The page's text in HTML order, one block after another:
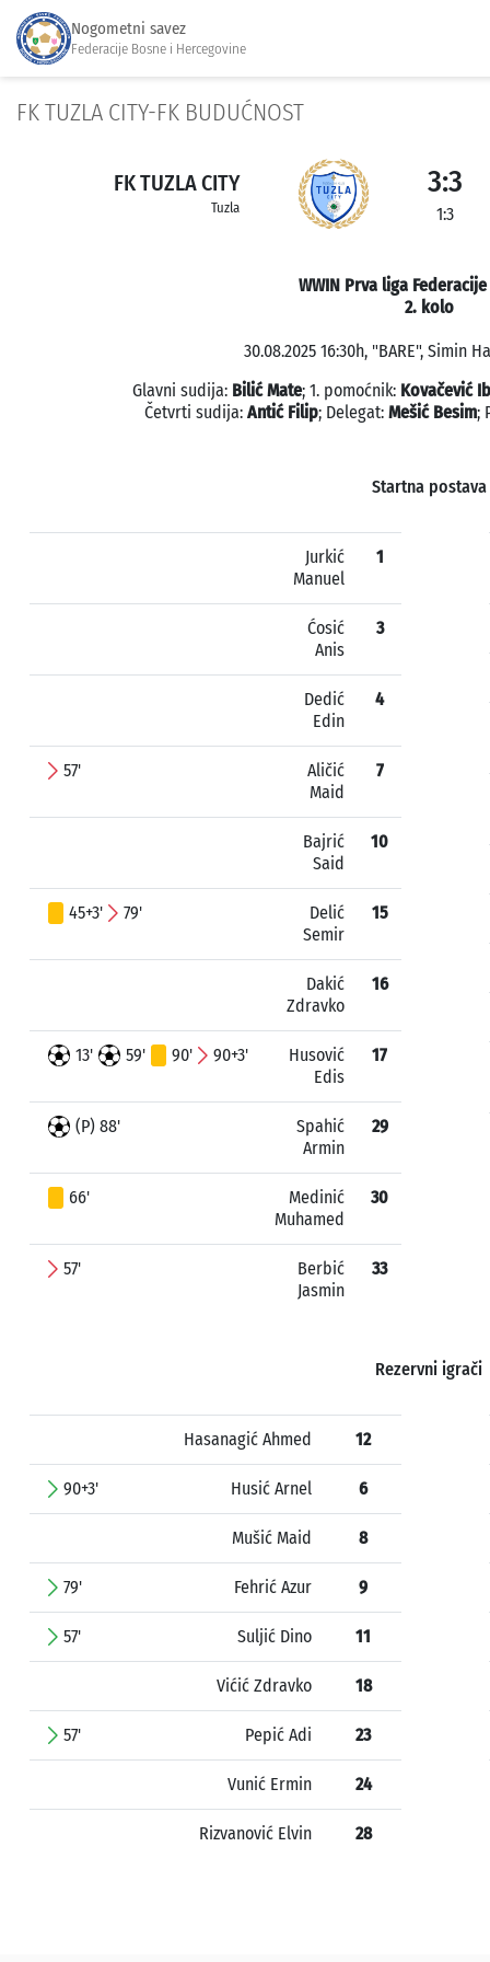
Nogometni savez
Federacije Bosne i Hercegovine
FK TUZLA CITY-FK BUDUĆNOST
FK TUZLA CITY
Tuzla
3:3
1:3
WWIN Prva liga
2. kolo
30.08.2025 16:30h, "BARE", Simin
Glavni sudija: Bilić Mate; 1. pomoćnik: Kovačević
Četvrti sudija: Antić Filip; Delegat: Mešić Besim;
Startna postava
Jurkić
Manuel
1
Ćosić
Anis
3
Dedić
Edin
4
57'
Aličić
Maid
7
Bajrić
Said
10
45+3' 79'
Delić
Semir
15
Dakić
Zdravko
16
13' 59' 90' 90+3'
Husović
Edis
17
(P) 88'
Spahić
Armin
29
66'
Medinić
Muhamed
30
57'
Berbić
Jasmin
33
Rezervni igrači
Hasanagić Ahmed 12
90+3' Husić Arnel 6
Mušić Maid 8
79' Fehrić Azur 9
57' Suljić Dino 11
Vićić Zdravko 18
57' Pepić Adi 23
Vunić Ermin 24
Rizvanović Elvin 28